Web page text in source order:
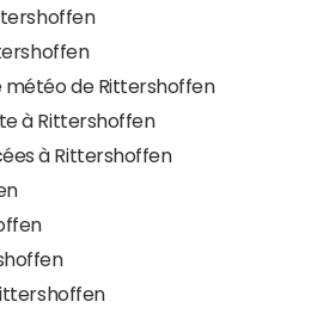
météo de Rittershoffen
à Rittershoffen
à Rittershoffen